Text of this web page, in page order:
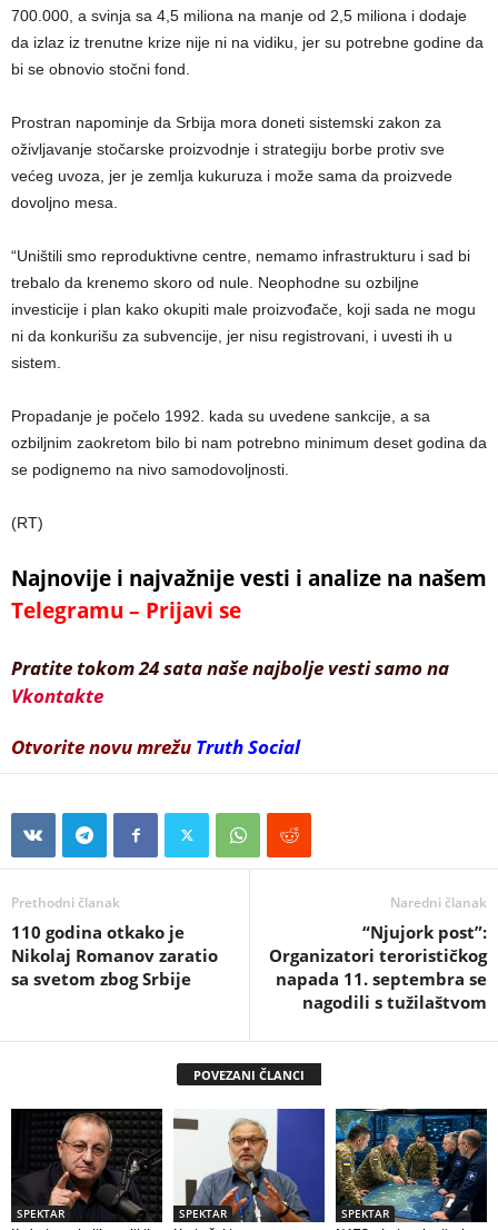
700.000, a svinja sa 4,5 miliona na manje od 2,5 miliona i dodaje
da izlaz iz trenutne krize nije ni na vidiku, jer su potrebne godine da
bi se obnovio stočni fond.
Prostran napominje da Srbija mora doneti sistemski zakon za
oživljavanje stočarske proizvodnje i strategiju borbe protiv sve
većeg uvoza, jer je zemlja kukuruza i može sama da proizvede
dovoljno mesa.
“Uništili smo reproduktivne centre, nemamo infrastrukturu i sad bi
trebalo da krenemo skoro od nule. Neophodne su ozbiljne
investicije i plan kako okupiti male proizvođače, koji sada ne mogu
ni da konkurišu za subvencije, jer nisu registrovani, i uvesti ih u
sistem.
Propadanje je počelo 1992. kada su uvedene sankcije, a sa
ozbiljnim zaokretom bilo bi nam potrebno minimum deset godina da
se podignemo na nivo samodovoljnosti.
(RT)
Najnovije i najvažnije vesti i analize na našem
Telegramu – Prijavi se
Pratite tokom 24 sata naše najbolje vesti samo na
Vkontakte
Otvorite novu mrežu Truth Social
Prethodni članak
110 godina otkako je
Nikolaj Romanov zaratio
sa svetom zbog Srbije
Naredni članak
“Njujork post”:
Organizatori terorističkog
napada 11. septembra se
nagodili s tužilaštvom
POVEZANI ČLANCI
SPEKTAR SPEKTAR SPEKTAR